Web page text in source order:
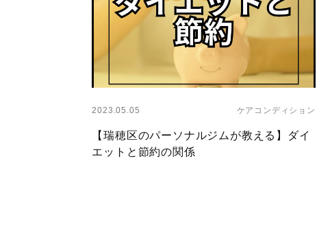
2023.05.05 ケアコンディション
【瑞穂区のパーソナルジムが教える】ダイ
エットと節約の関係